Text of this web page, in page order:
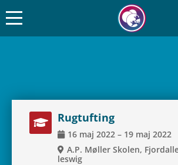
Rugtuf­ting
16 maj 2022 – 19 maj 2022
A.P. Møller Skolen,
leswig